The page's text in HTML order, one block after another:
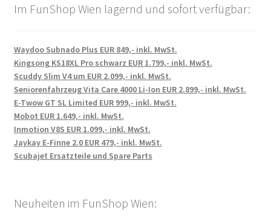
Im FunShop Wien lagernd und sofort verfügbar:
Waydoo Subnado Plus EUR 849,- inkl. MwSt.
Kingsong KS18XL Pro schwarz EUR 1.799,- inkl. MwSt.
Scuddy Slim V4 um EUR 2.099,- inkl. MwSt.
Seniorenfahrzeug Vita Care 4000 Li-Ion EUR 2.899,- inkl. MwSt.
E-Twow GT SL Limited EUR 999,- inkl. MwSt.
Mobot EUR 1.649,- inkl. MwSt.
Inmotion V8S EUR 1.099,- inkl. MwSt.
Jaykay E-Finne 2.0 EUR 479,- inkl. MwSt.
Scubajet Ersatzteile und Spare Parts
Neuheiten im FunShop Wien: